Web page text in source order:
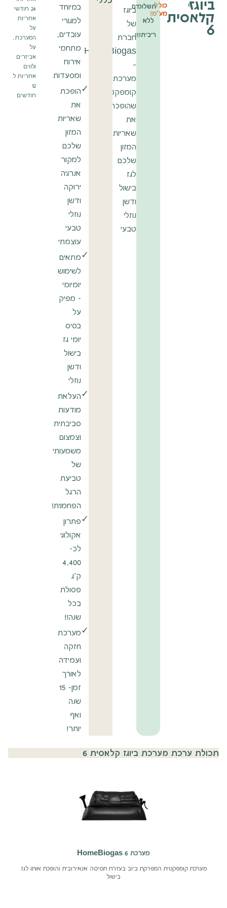
קלאסית
6
6
כולל
מע"מ!
תשלומים
ללא
ריבית!!!
ביוגז
של
חברת
HomeBiogas
–
מערכת
קומפקטית
שהופכת
את
שאריות
המזון
שלכם
לגז
בישול
ודשן
נוזלי
טבעי
במיוחד
למגורי
עובדים,
מתחמי
אירוח
ומסעדות
✓הופכת
את
שאריות
המזון
שלכם
למקור
אנרגיה
ירוקה
ודשן
נוזלי
טבעי
עוצמתי
✓מתאים
לשימוש
יומיומי
- מפיק
על
בסיס
יומי גז
בישול
ודשן
נוזלי
✓העלאת
מודעות
סביבתית
וצמצום
משמעותי
של
טביעת
הרגל
הפחמנית!
✓פתרון
אקולוגי
לכ-
4,400
ק"ג
פסולת
בכל
שנה!!
✓מערכת
חזקה
ועמידה
לאורך
זמן- 15
שנה
ואף
יותר!
24 חודשי
אחריות
על
המערכת,
על
אביזרים
נלווים
אחריות ל
12
חודשים
תכולת ערכת מערכת ביוגז קלאסית 6
מערכת HomeBiogas 6
מערכת קומפקטית המפרקת ביוב בעזרת תסיסה אנאירובית והופכת אותו לגז
בישול